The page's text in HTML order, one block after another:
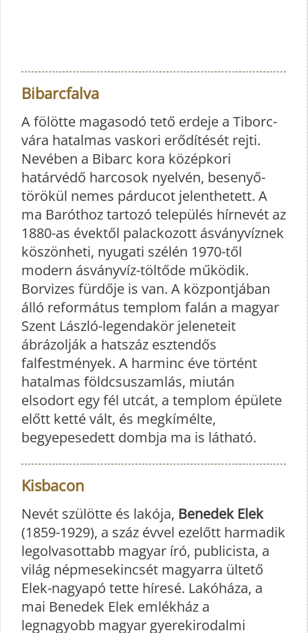
Bibarcfalva
A fölötte magasodó tető erdeje a Tiborc-
vára hatalmas vaskori erődítését rejti.
Nevében a Bibarc kora középkori
határvédő harcosok nyelvén, besenyő-
törökül nemes párducot jelenthetett. A
ma Baróthoz tartozó település hírnevét az
1880-as évektől palackozott ásványvíznek
köszönheti, nyugati szélén 1970-től
modern ásványvíz-töltőde működik.
Borvizes fürdője is van. A központjában
álló református templom falán a magyar
Szent László-legendakör jeleneteit
ábrázolják a hatszáz esztendős
falfestmények. A harminc éve történt
hatalmas földcsuszamlás, miután
elsodort egy fél utcát, a templom épülete
előtt ketté vált, és megkímélte,
begyepesedett dombja ma is látható.
Kisbacon
Nevét szülötte és lakója, Benedek Elek
(1859-1929), a száz évvel ezelőtt harmadik
legolvasottabb magyar író, publicista, a
világ népmesekincsét magyarra ültető
Elek-nagyapó tette híresé. Lakóháza, a
mai Benedek Elek emlékház a
legnagyobb magyar gyerekirodalmi